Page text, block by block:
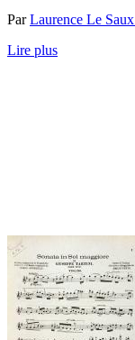
ParLaurence Le Saux
Lire plus